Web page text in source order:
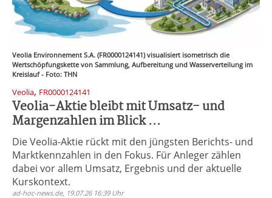
Veolia Environnement S.A. (FR0000124141) visualisiert isometrisch die
Wertschöpfungskette von Sammlung, Aufbereitung und Wasserverteilung im
Kreislauf - Foto: THN
Veolia, FR0000124141
Veolia-Aktie bleibt mit Umsatz- und
Margenzahlen im Blick ...
Die Veolia-Aktie rückt mit den jüngsten Berichts- und
Marktkennzahlen in den Fokus. Für Anleger zählen
dabei vor allem Umsatz, Ergebnis und der aktuelle
Kurskontext.
ad-hoc-news.de, 19.07.26 16:39 Uhr